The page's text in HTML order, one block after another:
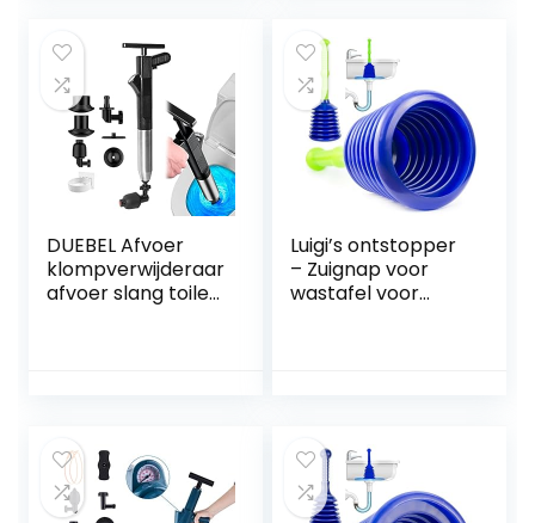
Keuken, Badkamer,
Riool
DUEBEL Afvoer
klompverwijderaar
afvoer slang toilet
gootsteen plunjer
sanitair slang
(zwart)
Luigi’s ontstopper
– Zuignap voor
wastafel voor